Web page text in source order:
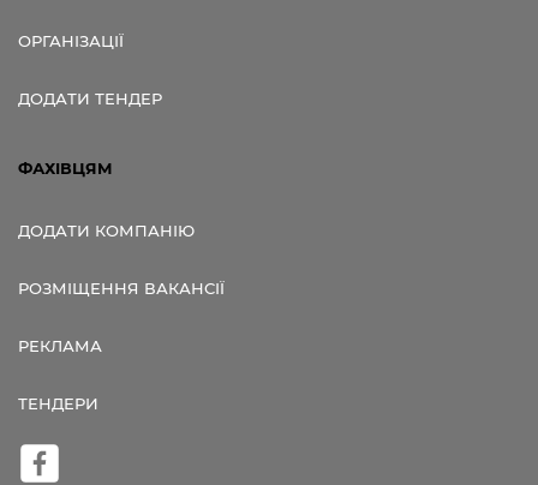
ОРГАНІЗАЦІЇ
ДОДАТИ ТЕНДЕР
ФАХІВЦЯМ
ДОДАТИ КОМПАНІЮ
РОЗМІЩЕННЯ ВАКАНСІЇ
РЕКЛАМА
ТЕНДЕРИ